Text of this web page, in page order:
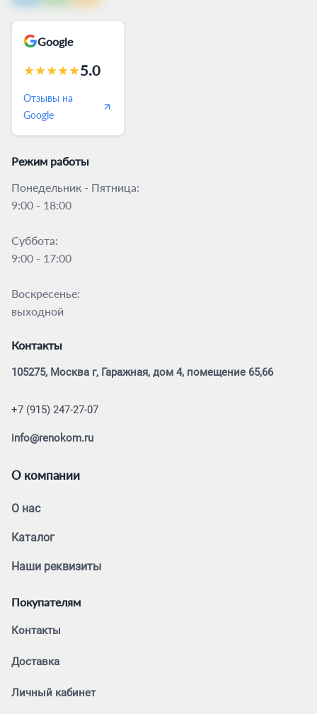
Google
★★★★★5.0
Отзывы на
Google
Режим работы
Понедельник - Пятница:
9:00 - 18:00
Суббота:
9:00 - 17:00
Воскресенье:
выходной
Контакты
105275, Москва г, Гаражная, дом 4, помещение 65,66
+7 (915) 247-27-07
info@renokom.ru
О компании
О нас
Каталог
Наши реквизиты
Покупателям
Контакты
Доставка
Личный кабинет